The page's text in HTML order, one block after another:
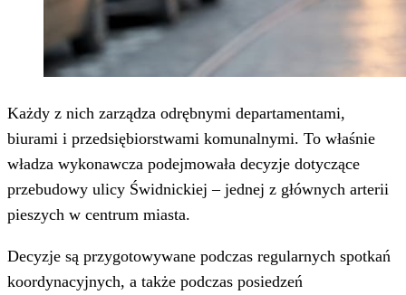
Każdy z nich zarządza odrębnymi departamentami,
biurami i przedsiębiorstwami komunalnymi. To właśnie
władza wykonawcza podejmowała decyzje dotyczące
przebudowy ulicy Świdnickiej – jednej z głównych arterii
pieszych w centrum miasta.
Decyzje są przygotowywane podczas regularnych spotkań
koordynacyjnych, a także podczas posiedzeń